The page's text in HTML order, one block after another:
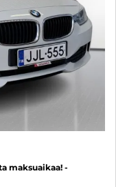
maksuaikaa! -